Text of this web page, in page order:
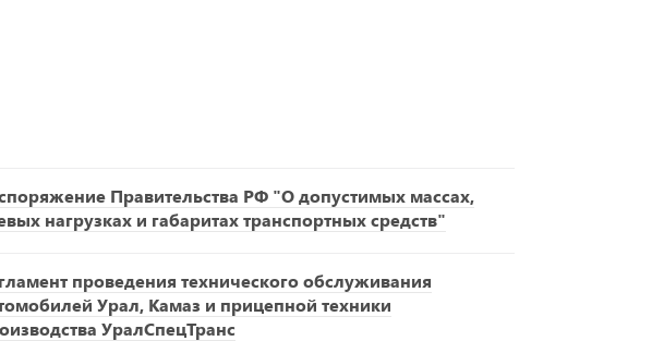
Правительства РФ "О допустимых массах,
нагрузках и габаритах транспортных средств"
проведения технического обслуживания
Урал, Камаз и прицепной техники
УралСпецТранс